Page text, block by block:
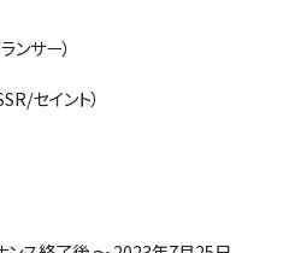
ランサー）
セイント）